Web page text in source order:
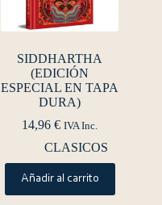
SIDDHARTHA
(EDICIÓN
ESPECIAL EN TAPA
DURA)
14,96€ IVA Inc.
CLASICOS
Añadir al carrito